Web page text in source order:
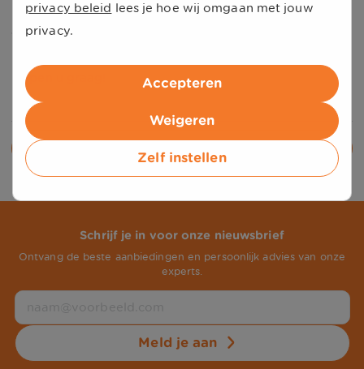
Heeft u naar aanleiding van dit bericht een vraag over
de kosten van uw mobiele abonnement via
helpen u graag!
Alle nieuwsberichten
Schrijf je in voor onze nieuwsbrief
Ontvang de beste aanbiedingen en persoonlijk advies van onze
experts.
Meld je aan
privacy beleid lees je hoe wij omgaan met jouw
privacy.
Accepteren
Weigeren
Zelf instellen